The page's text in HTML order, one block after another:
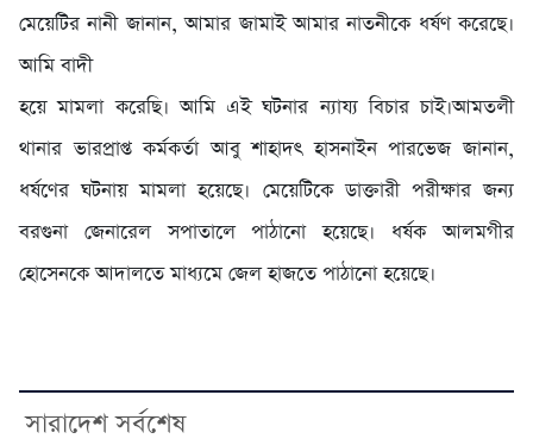
মেয়েটির নানী জানান, আমার জামাই আমার নাতনীকে ধর্ষণ করেছে।
আমি বাদী
হয়ে মামলা করেছি। আমি এই ঘটনার ন্যায্য বিচার চাই।আমতলী
থানার ভারপ্রাপ্ত কর্মকর্তা আবু শাহাদৎ হাসনাইন পারভেজ জানান,
ধর্ষণের ঘটনায় মামলা হয়েছে। মেয়েটিকে ডাক্তারী পরীক্ষার জন্য
বরগুনা জেনারেল সপাতালে পাঠানো হয়েছে। ধর্ষক আলমগীর
হোসেনকে আদালতে মাধ্যমে জেল হাজতে পাঠানো হয়েছে।
সারাদেশ সর্বশেষ